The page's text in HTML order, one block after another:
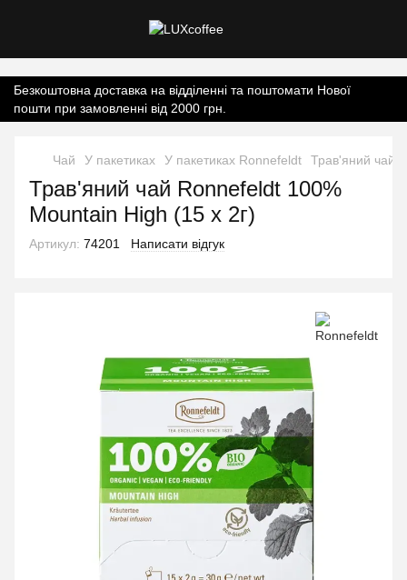
Безкоштовна доставка на відділенні та поштомати Нової
пошти при замовленні від 2000 грн.
Чай У пакетиках У пакетиках Ronnefeldt Трав'яний чай
Трав'яний чай Ronnefeldt 100%
Mountain High (15 х 2г)
Артикул: 74201 Написати відгук